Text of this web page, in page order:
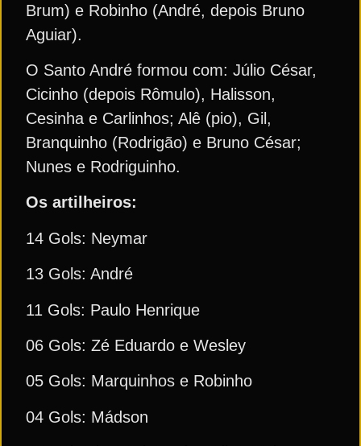
Brum) e Robinho (André, depois Bruno
Aguiar).
O Santo André formou com: Júlio César,
Cicinho (depois Rômulo), Halisson,
Cesinha e Carlinhos; Alê (pio), Gil,
Branquinho (Rodrigão) e Bruno César;
Nunes e Rodriguinho.
Os artilheiros:
14 Gols: Neymar
13 Gols: André
11 Gols: Paulo Henrique
06 Gols: Zé Eduardo e Wesley
05 Gols: Marquinhos e Robinho
04 Gols: Mádson